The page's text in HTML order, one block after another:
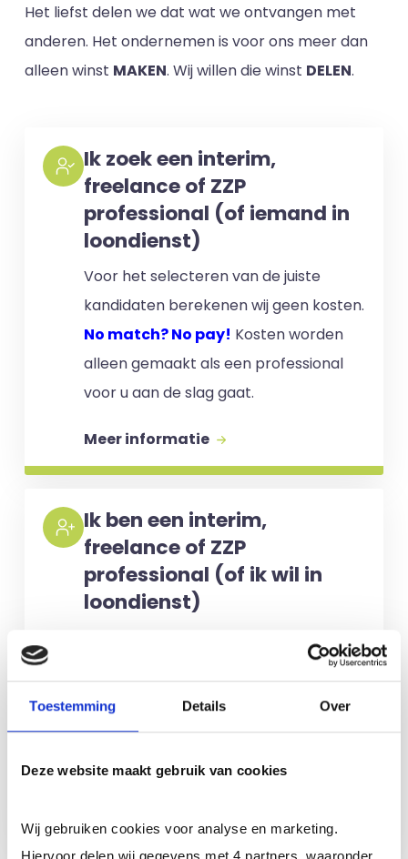
Toestemming Details Over
Deze website maakt gebruik van cookies
Wij gebruiken cookies voor analyse en marketing.
Het liefst delen we dat wat we ontvangen met
anderen. Het ondernemen is voor ons meer dan
alleen winst MAKEN. Wij willen die winst DELEN.
Ik zoek een interim,
freelance of ZZP
professional (of iemand in
loondienst)
Voor het selecteren van de juiste
kandidaten berekenen wij geen kosten.
No match? No pay! Kosten worden
alleen gemaakt als een professional
voor u aan de slag gaat.
Meer informatie
Ik ben een interim,
freelance of ZZP
professional (of ik wil in
loondienst)
uploaden. Je krijgt binnen 24 uur een